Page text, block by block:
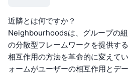
近隣とは何ですか？
Neighbourhoodsは、グループの
の分散型フレームワークを提供す
相互作用の方法を革命的に変えて
ォームがユーザーの相互作用とデ